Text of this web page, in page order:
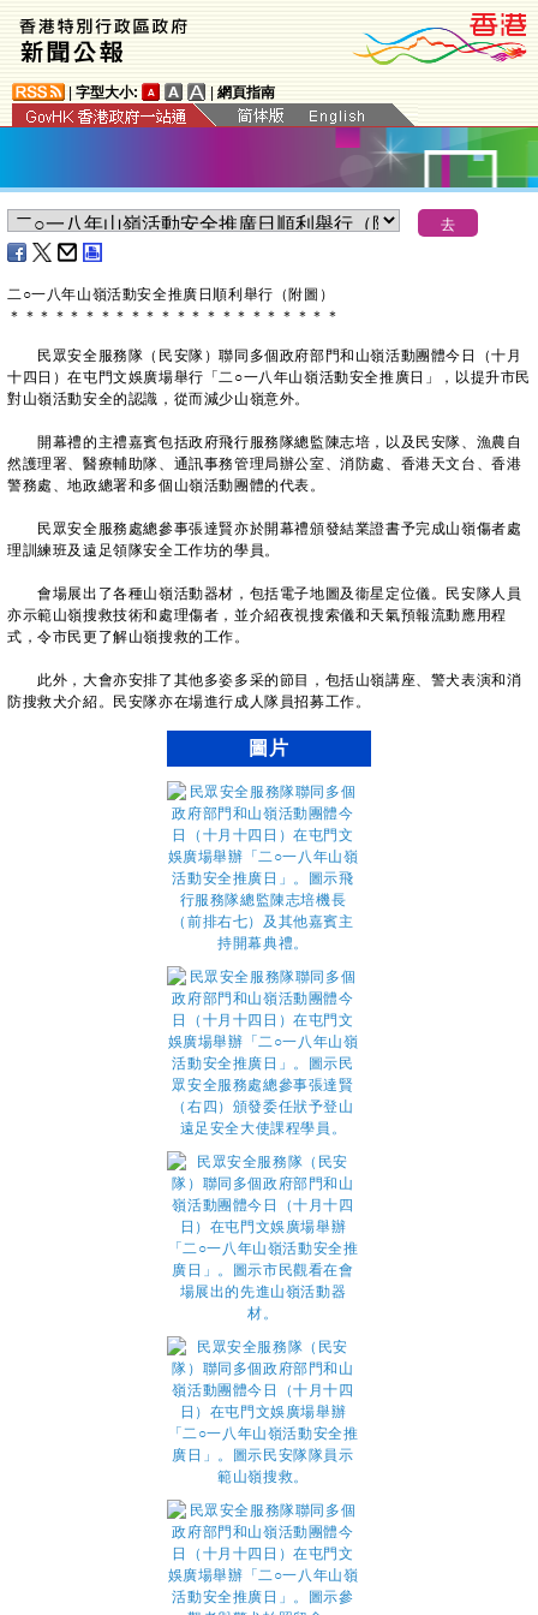
字型大小: 網頁指南
二○一八年山嶺活動安全推廣日順利舉行 （附圖）
＊ ＊ ＊ ＊ ＊ ＊ ＊ ＊ ＊ ＊ ＊ ＊ ＊ ＊ ＊ ＊ ＊ ＊ ＊ ＊ ＊ ＊
民眾安全服務隊（民安隊）聯同多個政府部門和山嶺活動團體今日（十月
十四日）在屯門文娛廣場舉行「二○一八年山嶺活動安全推廣日」，以提升市民
對山嶺活動安全的認識，從而減少山嶺意外。
開幕禮的主禮嘉賓包括政府飛行服務隊總監陳志培，以及民安隊、漁農自
然護理署、醫療輔助隊、通訊事務管理局辦公室、消防處、香港天文台、香港
警務處、地政總署和多個山嶺活動團體的代表。
民眾安全服務處總參事張達賢亦於開幕禮頒發結業證書予完成山嶺傷者處
理訓練班及遠足領隊安全工作坊的學員。
會場展出了各種山嶺活動器材，包括電子地圖及衞星定位儀。民安隊人員
亦示範山嶺搜救技術和處理傷者，並介紹夜視搜索儀和天氣預報流動應用程
式，令市民更了解山嶺搜救的工作。
此外，大會亦安排了其他多姿多采的節目，包括山嶺講座、警犬表演和消
防搜救犬介紹。民安隊亦在場進行成人隊員招募工作。
圖片